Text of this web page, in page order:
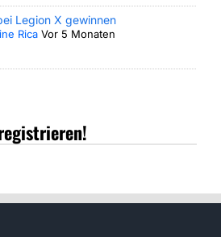
Legion X gewinnen
Rica Vor 5 Monaten